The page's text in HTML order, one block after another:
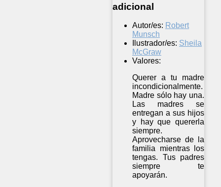
adicional
Autor/es: Robert
Munsch
Ilustrador/es: Sheila
McGraw
Valores:
Querer a tu madre
incondicionalmente.
Madre sólo hay una.
Las madres se
entregan a sus hijos
y hay que quererla
siempre.
Aprovecharse de la
familia mientras los
tengas. Tus padres
siempre te
apoyarán.